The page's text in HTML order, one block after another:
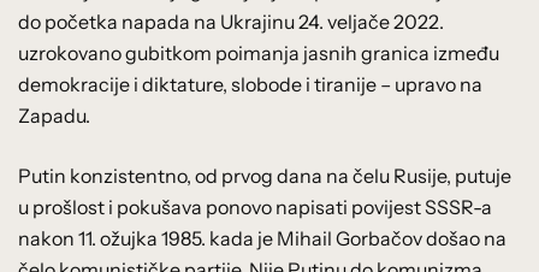
do početka napada na Ukrajinu 24. veljače 2022.
uzrokovano gubitkom poimanja jasnih granica između
demokracije i diktature, slobode i tiranije – upravo na
Zapadu.
Putin konzistentno, od prvog dana na čelu Rusije, putuje
u prošlost i pokušava ponovo napisati povijest SSSR-a
nakon 11. ožujka 1985. kada je Mihail Gorbačov došao na